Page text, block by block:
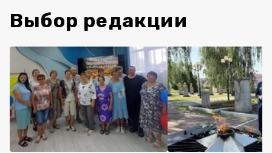
Выбор редакции